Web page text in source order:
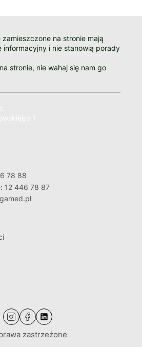
na stronie mają
informacyjny i nie stanowią porady
stronie, nie wahaj się nam go
78 88
12 446 78 87
zastrzeżone